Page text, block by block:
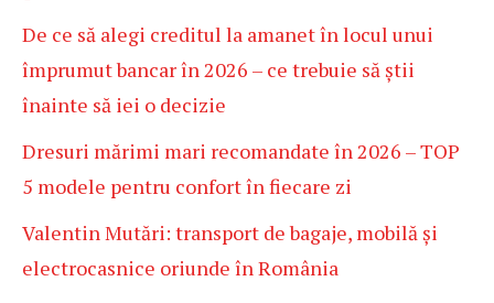
De ce să alegi creditul la amanet în locul unui
împrumut bancar în 2026 – ce trebuie să știi
înainte să iei o decizie
Dresuri mărimi mari recomandate în 2026 – TOP
5 modele pentru confort în fiecare zi
Valentin Mutări: transport de bagaje, mobilă și
electrocasnice oriunde în România